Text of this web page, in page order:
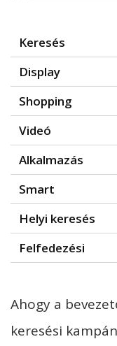
Keresés
Display
Shopping
Videó
Alkalmazás
Smart
Helyi keresés
Felfedezési
Ahogy a
keresési